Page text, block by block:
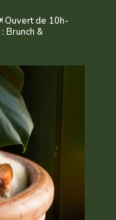
de 10h-
Brunch &